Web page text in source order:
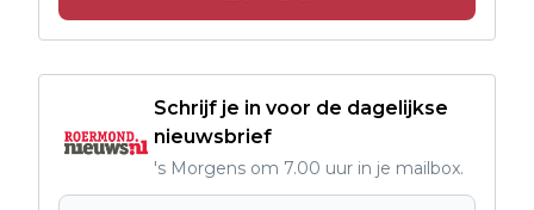
Schrijf je in voor de dagelijkse
nieuwsbrief
's Morgens om 7.00 uur in je mailbox.